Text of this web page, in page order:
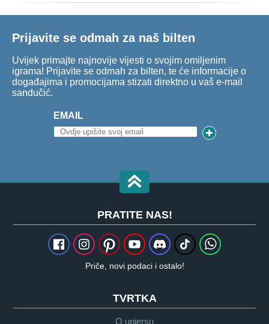
Prijavite se odmah za naš bilten
Uvijek primajte najnovije vijesti o svojim omiljenim
igrama! Prijavite se odmah za bilten, te će informacije o
događajima i promocijama stizati direktno u vaš e-mail
sandučić.
EMAIL
PRATITE NAS!
Priče, novi podaci i ostalo!
TVRTKA
O upjersu